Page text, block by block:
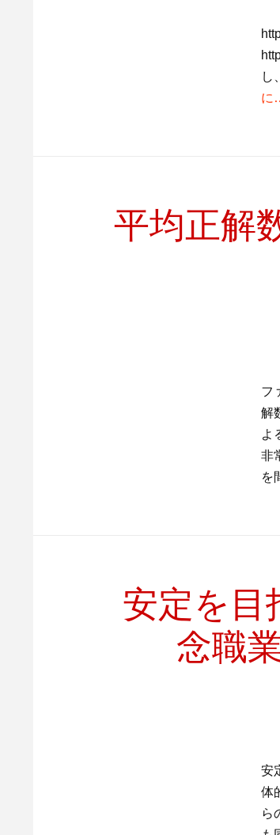
し
に
平均正解
フ
解
よ
非
を
安定を目
念職
安
体
ら